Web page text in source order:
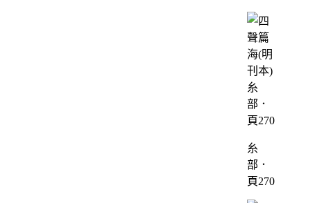
糸
部．
頁270